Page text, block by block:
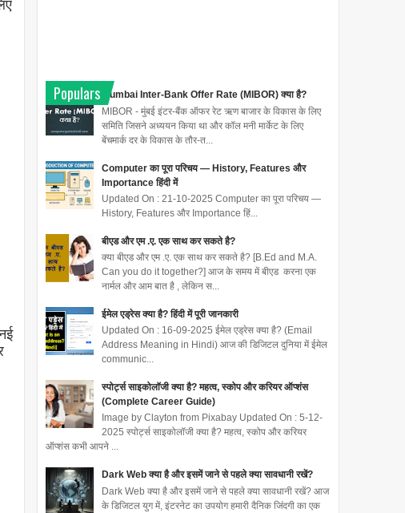
Populars
Mumbai Inter-Bank Offer Rate (MIBOR) क्या है?
MIBOR - मुंबई इंटर-बैंक ऑफर रेट ऋण बाजार के विकास के लिए
समिति जिसने अध्ययन किया था और कॉल मनी मार्केट के लिए
बेंचमार्क दर के विकास के तौर-त...
Computer का पूरा परिचय — History, Features और
Importance हिंदी में
Updated On : 21-10-2025 Computer का पूरा परिचय —
History, Features और Importance हिं...
बीएड और एम .ए. एक साथ कर सकते है?
क्या बीएड और एम .ए. एक साथ कर सकते है? [B.Ed and M.A.
Can you do it together?] आज के समय में बीएड करना एक
नार्मल और आम बात है , लेकिन स...
ईमेल एड्रेस क्या है? हिंदी में पूरी जानकारी
Updated On : 16-09-2025 ईमेल एड्रेस क्या है? (Email
Address Meaning in Hindi) आज की डिजिटल दुनिया में ईमेल
communic...
स्पोर्ट्स साइकोलॉजी क्या है? महत्व, स्कोप और करियर ऑप्शंस
(Complete Career Guide)
Image by Clayton from Pixabay Updated On : 5-12-
2025 स्पोर्ट्स साइकोलॉजी क्या है? महत्व, स्कोप और करियर
ऑप्शंस कभी आपने ...
Dark Web क्या है और इसमें जाने से पहले क्या सावधानी रखें?
Dark Web क्या है और इसमें जाने से पहले क्या सावधानी रखें? आज
के डिजिटल युग में, इंटरनेट का उपयोग हमारी दैनिक जिंदगी का एक